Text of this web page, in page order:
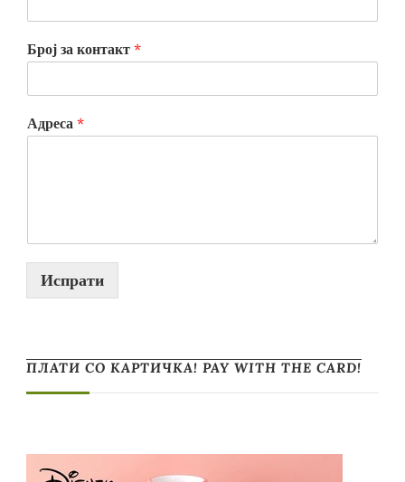
Број за контакт *
Адреса *
Испрати
ПЛАТИ СО КАРТИЧКА! PAY WITH THE CARD!